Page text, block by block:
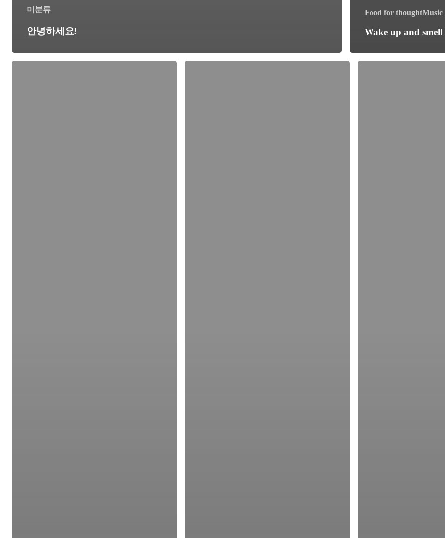
미분류
안녕하세요!
Food for thoughtMusic
Wake up and smell